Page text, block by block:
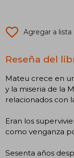
Agregar a lista
Reseña del
Mateu crece en
y la miseria de la
relacionados con
Eran los
como venganza
Sesenta años